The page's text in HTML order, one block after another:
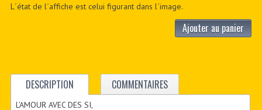
L´état de l´affiche est celui figurant dans l´image.
Ajouter au panier
DESCRIPTION COMMENTAIRES
L’AMOUR AVEC DES SI,